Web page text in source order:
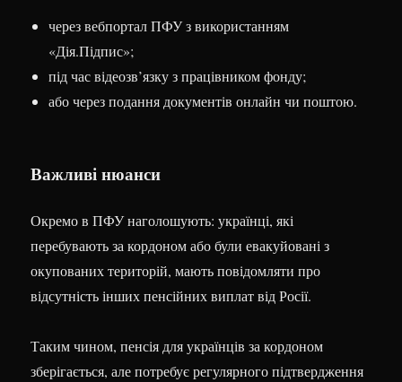
через вебпортал ПФУ з використанням
«Дія.Підпис»;
під час відеозв’язку з працівником фонду;
або через подання документів онлайн чи поштою.
Важливі нюанси
Окремо в ПФУ наголошують: українці, які
перебувають за кордоном або були евакуйовані з
окупованих територій, мають повідомляти про
відсутність інших пенсійних виплат від Росії.
Таким чином, пенсія для українців за кордоном
зберігається, але потребує регулярного підтвердження